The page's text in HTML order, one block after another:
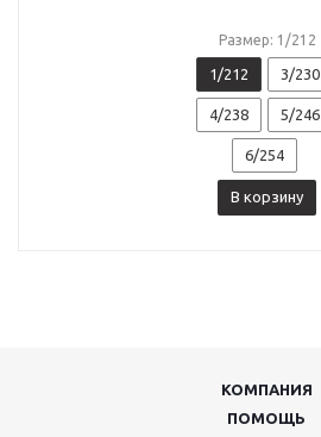
Размер: 1/212
1/212 3/230
4/238 5/246
6/254
В корзину
КОМПАНИЯ
ПОМОЩЬ